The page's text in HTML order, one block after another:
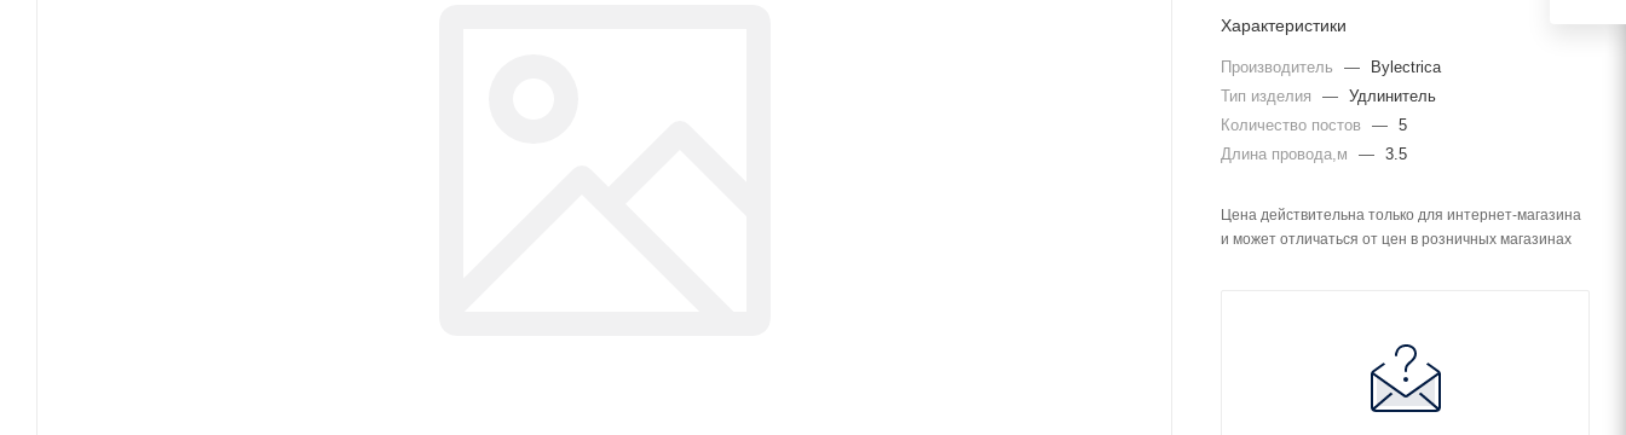
Характеристики
Производитель —
Bylectrica
Тип изделия
— Удлинитель
Количество постов
— 5
Длина провода,м
— 3.5
Цена действительна только для интернет-магазина
и может отличаться от цен в розничных магазинах